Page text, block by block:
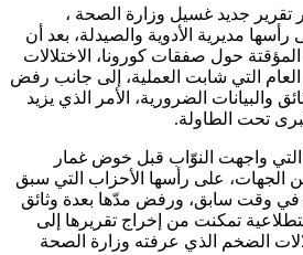
جديد غسيل وزارة الصحة ،
رأسها مديرية الأدوية والصيدلة، بعد أن
حول صفقات كورونا، الاختلالات
العام التي شابت العملية، إلى جانب رفض
والبيانات الضرورية، الأمر الذي يزيد
تحت الطاولة.
واجهت النوّاب قبل خوض غمار
الجهات، على رأسها الأحزاب التي سبق
في وقت سابق، ورفض مدّها بعدة وثائق
تمكنت من إخراج تقريرها إلى
الضخم الذي عرفته وزارة الصحة